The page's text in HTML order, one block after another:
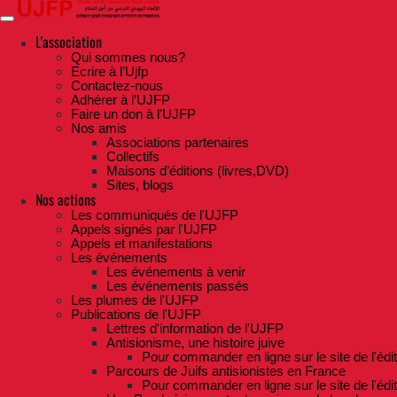
Skip
to
contentL'association
Qui sommes nous?
Ecrire à l’Ujfp
Contactez-nous
Adhérer à l’UJFP
Faire un don à l’UJFP
Nos amis
Associations partenaires
Collectifs
Maisons d’éditions (livres,DVD)
Sites, blogs
Nos actions
Les communiqués de l'UJFP
Appels signés par l'UJFP
Appels et manifestations
Les événements
Les événements à venir
Les événements passés
Les plumes de l'UJFP
Publications de l'UJFP
Lettres d'information de l'UJFP
Antisionisme, une histoire juive
Pour commander en ligne sur le site de
Parcours de Juifs antisionistes en France
Pour commander en ligne sur le site de